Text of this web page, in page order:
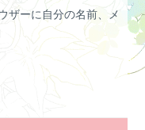
ザーに自分の名前、メ